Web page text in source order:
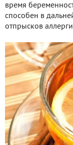
время
способен в
отпрысков